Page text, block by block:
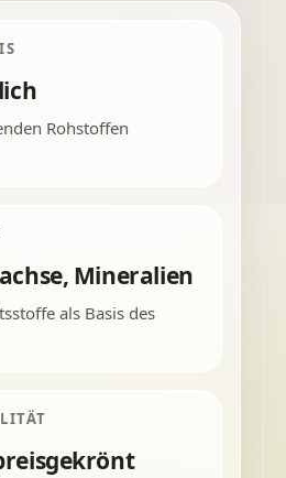
Rohstoffen
Mineralien
als Basis des